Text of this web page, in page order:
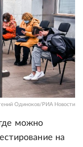
Одиноков/РИА Новости
можно
на